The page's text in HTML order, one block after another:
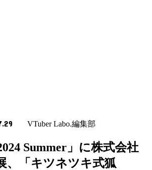
VTuber Labo.編集部
Summer」に株式会社
、「キツネツキ式狐